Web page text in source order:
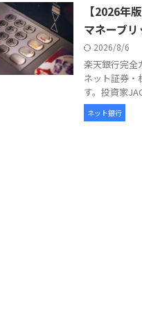
【2026年
マネーブ
2026/8/6
楽天銀行完全
ネット証券・
す。投資家
ネット銀行